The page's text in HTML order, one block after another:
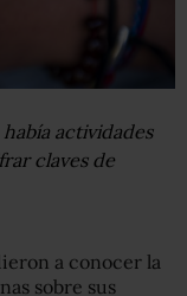
actividades
claves de
a conocer la
sobre sus